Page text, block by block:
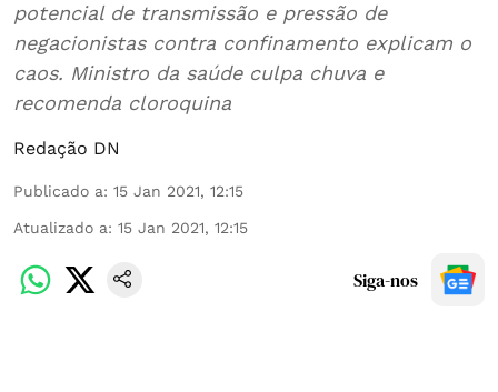
potencial de transmissão e pressão de
negacionistas contra confinamento explicam o
caos. Ministro da saúde culpa chuva e
recomenda cloroquina
Redação DN
Publicado a: 15 Jan 2021, 12:15
Atualizado a: 15 Jan 2021, 12:15
Siga-nos